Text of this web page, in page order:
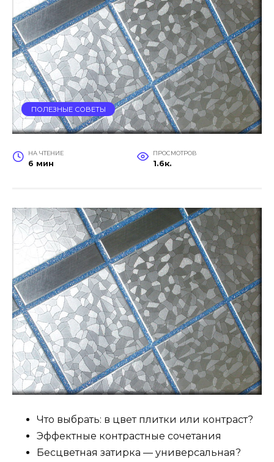
ПОЛЕЗНЫЕ СОВЕТЫ
НА ЧТЕНИЕ
6 мин
ПРОСМОТРОВ
1.6к.
Что выбрать: в цвет плитки или контраст?
Эффектные контрастные сочетания
Бесцветная затирка — универсальная?